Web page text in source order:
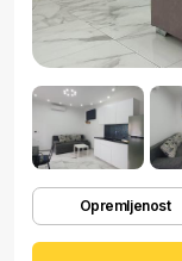
Opremljenost